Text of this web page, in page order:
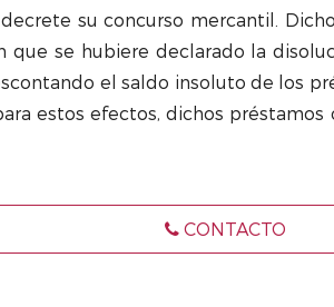
su concurso mercantil.
se hubiere declarado la
el saldo insoluto de los
estos efectos, dichos préstamos
CONTACTO